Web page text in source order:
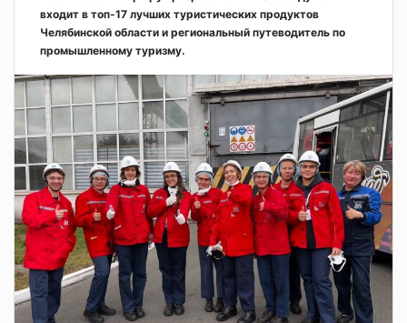
входит в топ-17 лучших туристических продуктов
Челябинской области и региональный путеводитель по
промышленному туризму.